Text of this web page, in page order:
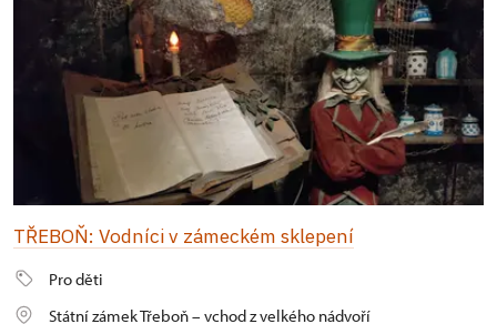
TŘEBOŇ: Vodníci v zámeckém sklepení
Pro děti
Státní zámek Třeboň – vchod z velkého nádvoří